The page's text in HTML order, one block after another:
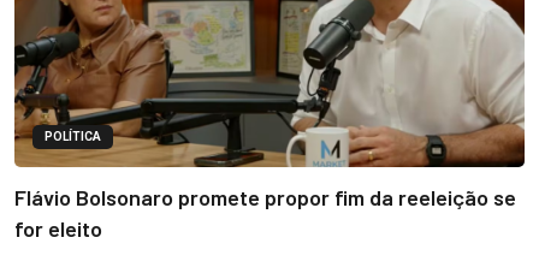
POLÍTICA
Flávio Bolsonaro promete propor fim da reeleição se
for eleito